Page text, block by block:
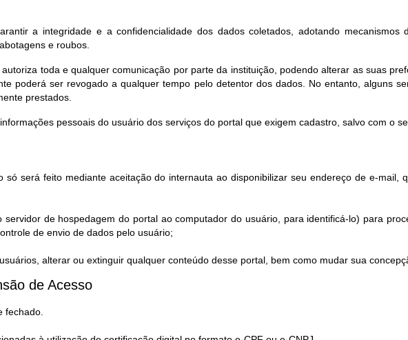
a integridade e a confidencialidade dos dados coletados, adotando mecanismos
e roubos.
toda e qualquer comunicação por parte da instituição, podendo alterar as suas
poderá ser revogado a qualquer tempo pelo detentor dos dados. No entanto, alguns
prestados.
pessoais do usuário dos serviços do portal que exigem cadastro, salvo com o
será feito mediante aceitação do internauta ao disponibilizar seu endereço de e-mail,
de hospedagem do portal ao computador do usuário, para identificá-lo) para
de envio de dados pelo usuário;
alterar ou extinguir qualquer conteúdo desse portal, bem como mudar sua
de Acesso​
fechado.